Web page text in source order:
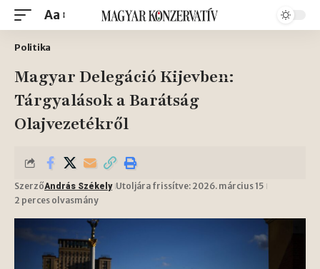
Aa
Politika
Magyar Delegáció Kijevben:
Tárgyalások a Barátság
Olajvezetékről
SzerzőAndrás Székely Utoljára frissítve: 2026. március 15
2 perces olvasmány